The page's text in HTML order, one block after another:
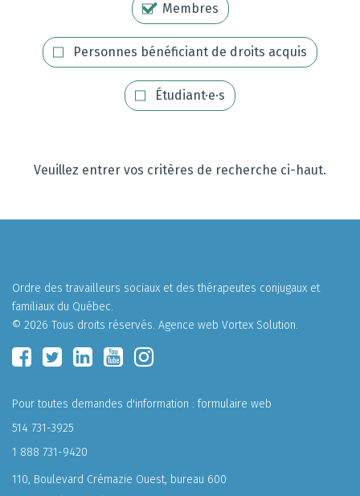
Membres
Personnes bénéficiant de droits acquis
Étudiant·e·s
Résultats
Veuillez entrer vos critères de recherche ci-haut.
Ordre des travailleurs sociaux et des thérapeutes conjugaux et
familiaux du Québec.
© 2026 Tous droits réservés. Agence web Vortex Solution.
Pour toutes demandes d'information :formulaire web
514 731-3925
1 888 731-9420
110, Boulevard Crémazie Ouest, bureau 600